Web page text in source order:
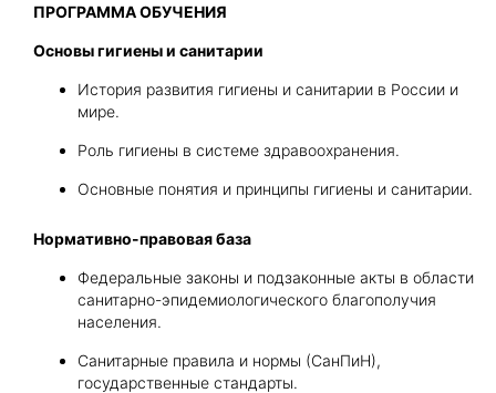
ПРОГРАММА ОБУЧЕНИЯ
Основы гигиены и санитарии
История развития гигиены и санитарии в России и
мире.
Роль гигиены в системе здравоохранения.
Основные понятия и принципы гигиены и санитарии.
Нормативно-правовая база
Федеральные законы и подзаконные акты в области
санитарно-эпидемиологического благополучия
населения.
Санитарные правила и нормы (СанПиН),
государственные стандарты.